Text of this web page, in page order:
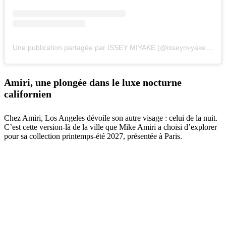
Amiri, une plongée dans le luxe nocturne
californien
Chez Amiri, Los Angeles dévoile son autre visage : celui de la nuit.
C’est cette version-là de la ville que Mike Amiri a choisi d’explorer
pour sa collection printemps-été 2027, présentée à Paris.